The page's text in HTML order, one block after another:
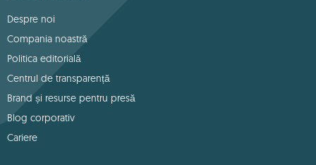
Despre noi
Compania noastră
Politica editorială
Centrul de transparență
Brand și resurse pentru presă
Blog corporativ
Cariere